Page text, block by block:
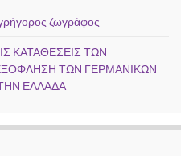
ζωγράφος
ΚΑΤΑΘΕΣΕΙΣ ΤΩΝ
ΤΩΝ ΓΕΡΜΑΝΙΚΩΝ
ΕΛΛΑΔΑ